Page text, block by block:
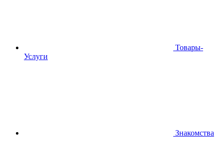
Товары-
Услуги
Знакомства